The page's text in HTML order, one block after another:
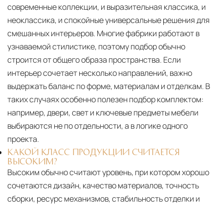
современные коллекции, и выразительная классика, и
неоклассика, и спокойные универсальные решения для
смешанных интерьеров. Многие фабрики работают в
узнаваемой стилистике, поэтому подбор обычно
строится от общего образа пространства. Если
интерьер сочетает несколько направлений, важно
выдержать баланс по форме, материалам и отделкам. В
таких случаях особенно полезен подбор комплектом:
например, двери, свет и ключевые предметы мебели
выбираются не по отдельности, а в логике одного
проекта.
КАКОЙ КЛАСС ПРОДУКЦИИ СЧИТАЕТСЯ
ВЫСОКИМ?
Высоким обычно считают уровень, при котором хорошо
сочетаются дизайн, качество материалов, точность
сборки, ресурс механизмов, стабильность отделки и